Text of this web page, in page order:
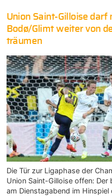
Union Saint-Gilloise darf
Bodø/Glimt weiter von
träumen
Die Tür zur Ligaphase der
Union Saint-Gilloise offen:
am Dienstagabend im